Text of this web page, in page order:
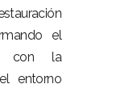
el
con la
entorno